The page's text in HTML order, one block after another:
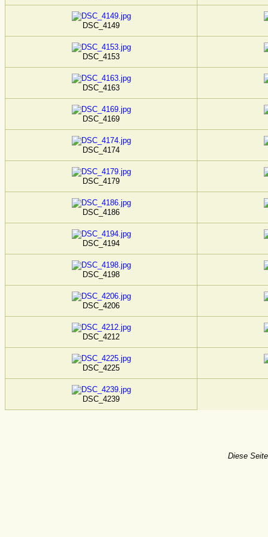
DSC_4149
DSC_4153
DSC_4163
DSC_4169
DSC_4174
DSC_4179
DSC_4186
DSC_4194
DSC_4198
DSC_4206
DSC_4212
DSC_4225
DSC_4239
Diese